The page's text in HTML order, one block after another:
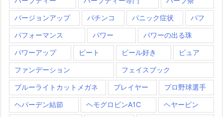
バージョンアップ パチンコ パニック症状 パフ
パフォーマンス パワー パワーの出る珠
パワーアップ ビート ビール好き ピュア
ファンデーション フェイスブック
ブルーライトカットメガネ プレイヤー プロ野球選手
ヘパーデン結節 ヘモグロビンA1C ヘヤーピン